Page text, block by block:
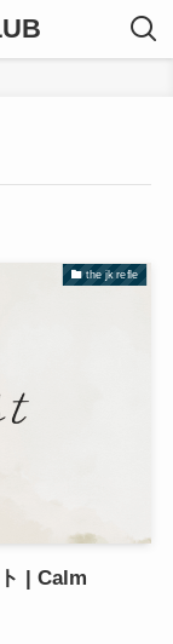
the jk refle
| Calm